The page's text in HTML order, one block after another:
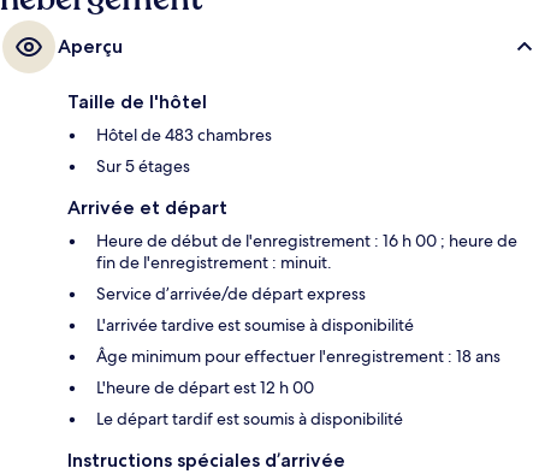
Aperçu
Taille de l'hôtel
Hôtel de 483 chambres
Sur 5 étages
Arrivée et départ
Heure de début de l'enregistrement : 16 h 00 ; heure de
fin de l'enregistrement : minuit.
Service d’arrivée/de départ express
L'arrivée tardive est soumise à disponibilité
Âge minimum pour effectuer l'enregistrement : 18 ans
L'heure de départ est 12 h 00
Le départ tardif est soumis à disponibilité
Instructions spéciales d’arrivée